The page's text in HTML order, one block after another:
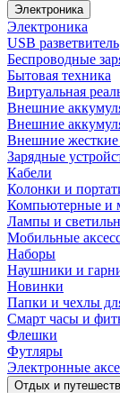
Электроника
Электроника
USB разветвитель
Беспроводные
Бытовая техника
Виртуальная
Внешние
Внешние
Внешние жесткие
Зарядные
Кабели
Колонки и
Компьютерные и
Лампы и
Мобильные
Наборы
Наушники и
Новинки
Папки и чехлы
Смарт часы и
Флешки
Футляры
Электронные
Отдых и